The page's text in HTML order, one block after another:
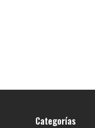
Categorías